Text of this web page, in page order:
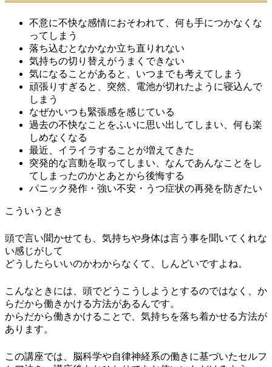
不意に不快な感情におそわれて、何も手につかなくな
ってしまう
落ち込むとなかなか立ち直りれない
気持ちの切り替えがうまくできない
気になることがあると、いつまでも考えてしまう
頑張りすぎると、突然、電池が切れたように寝込んで
しまう
なぜかいつも緊張感を感じている
過去の不快なことをふいに思い出してしまい、何も楽
しめなくなる
最近、イライラすることが増えてきた
突発的な言動を取ってしまい、なんであんなことをし
てしまったのかとあとから後悔する
パニック発作・強い不安・うつ症状の再発を防ぎたい
こういうとき
頭で言い聞かせても、気持ちや身体は言う事を聞いてくれな
い感じがして
どうしたらいいのかわからなくて、しんどいですよね。
こんなときには、頭でどうこうしようとするのではなく、か
らだから働きかける方法があるんです。
からだから働きかけることで、気持ちを落ち着かせる方法が
あります。
この講座では、脳科学や自律神経系の働きに基づいたセルフ